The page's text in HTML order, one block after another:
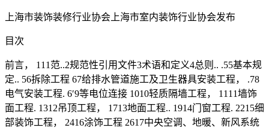
上海市装饰装修行业协会上海市室内装饰行业协会发布
目次
前言， 111范..2规范性引用文件3术语和定义4总则.. .55基本规
定.. 56拆除工程 67给排水管道施工及卫生器具安装工程， .78
电气安装工程. 6′9等电位连接 1010轻质隔墙工程， 1111墙饰
面工程. 1312吊顶工程， 1713地面工程.. 1914门窗工程. 2215细
部装饰工程， 2416涂饰工程 2617中央空调、地暖、新风系统